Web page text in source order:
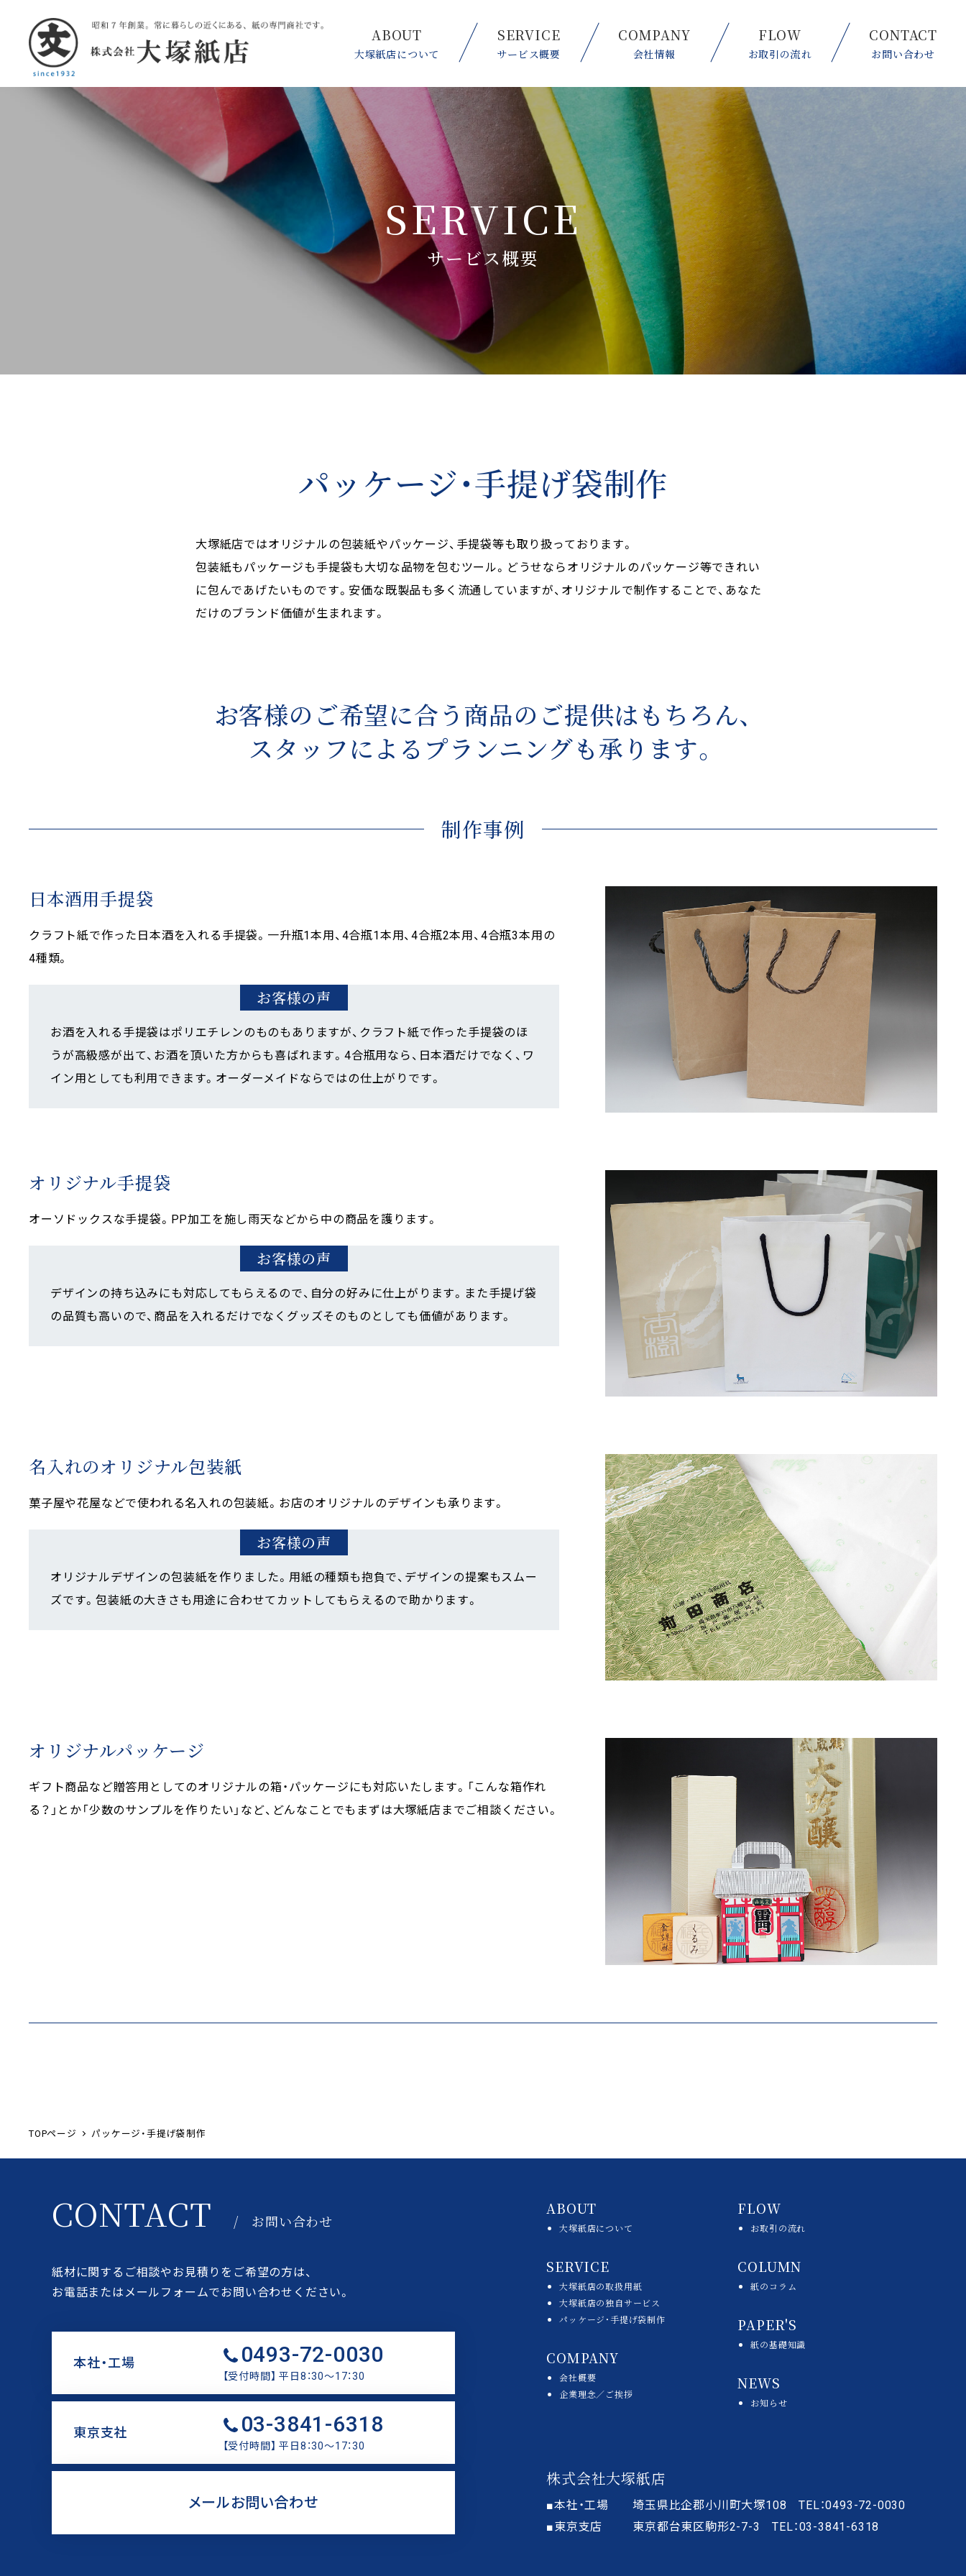
ABOUT
大塚紙店について
SERVICE
サービス概要
COMPANY
会社情報
FLOW
お取引の流れ
CONTACT
お問い合わせ
SERVICE
サービス概要
パッケージ・手提げ袋制作
大塚紙店ではオリジナルの包装紙やパッケージ、手提袋等も取り扱っております。
包装紙もパッケージも手提袋も大切な品物を包むツール。どうせならオリジナルのパッケージ等できれい
に包んであげたいものです。安価な既製品も多く流通していますが、オリジナルで制作することで、あなた
だけのブランド価値が生まれます。
お客様のご希望に合う商品のご提供はもちろん、
スタッフによるプランニングも承ります。
制作事例
日本酒用手提袋
クラフト紙で作った日本酒を入れる手提袋。一升瓶1本用、4合瓶1本用、4合瓶2本用、4合瓶3本用の
4種類。
お客様の声
お酒を入れる手提袋はポリエチレンのものもありますが、クラフト紙で作った手提袋のほ
うが高級感が出て、お酒を頂いた方からも喜ばれます。4合瓶用なら、日本酒だけでなく、ワ
イン用としても利用できます。オーダーメイドならではの仕上がりです。
オリジナル手提袋
オーソドックスな手提袋。PP加工を施し雨天などから中の商品を護ります。
お客様の声
デザインの持ち込みにも対応してもらえるので、自分の好みに仕上がります。また手提げ袋
の品質も高いので、商品を入れるだけでなくグッズそのものとしても価値があります。
名入れのオリジナル包装紙
菓子屋や花屋などで使われる名入れの包装紙。お店のオリジナルのデザインも承ります。
お客様の声
オリジナルデザインの包装紙を作りました。用紙の種類も抱負で、デザインの提案もスムー
ズです。包装紙の大きさも用途に合わせてカットしてもらえるので助かります。
オリジナルパッケージ
ギフト商品など贈答用としてのオリジナルの箱・パッケージにも対応いたします。「こんな箱作れ
る？」とか「少数のサンプルを作りたい」など、どんなことでもまずは大塚紙店までご相談ください。
TOPページ パッケージ・手提げ袋制作
CONTACT / お問い合わせ
紙材に関するご相談やお見積りをご希望の方は、
お電話またはメールフォームでお問い合わせください。
本社・工場 0493-72-0030
【受付時間】 平日8：30〜17：30
リ
東京支社 03-3841-6318
【受付時間】 平日8：30〜17：30
リ
メールお問い合わせ
ABOUT
大塚紙店について
SERVICE
大塚紙店の取扱用紙
大塚紙店の独自サービス
パッケージ・手提げ袋制作
COMPANY
会社概要
企業理念／ご挨拶
FLOW
お取引の流れ
COLUMN
紙のコラム
PAPER'S
紙の基礎知識
NEWS
お知らせ
株式会社大塚紙店
■本社・工場
埼玉県比企郡小川町大塚108 TEL：0493-72-0030
■東京支店
東京都台東区駒形2-7-3 TEL：03-3841-6318